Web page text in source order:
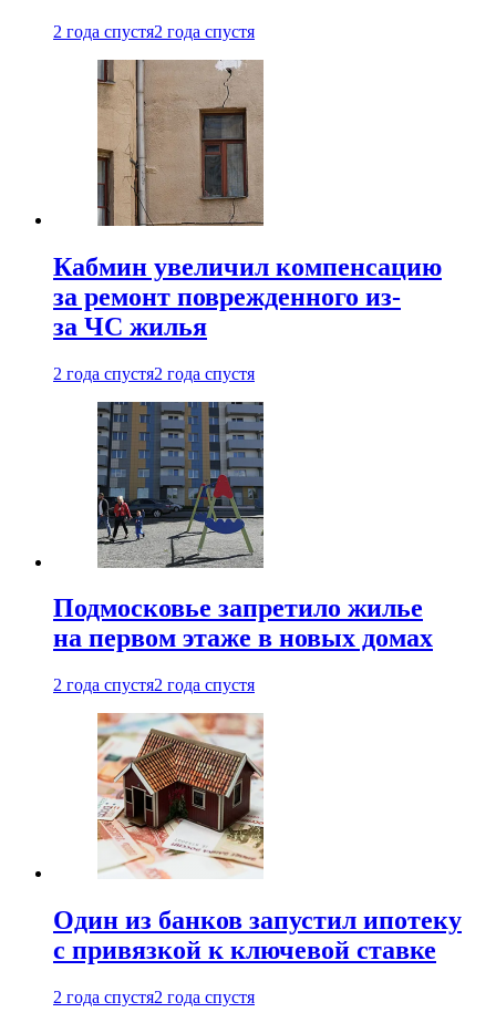
2 года спустя2 года спустя
Кабмин увеличил компенсацию
за ремонт поврежденного из-
за ЧС жилья
2 года спустя2 года спустя
Подмосковье запретило жилье
на первом этаже в новых домах
2 года спустя2 года спустя
Один из банков запустил ипотеку
с привязкой к ключевой ставке
2 года спустя2 года спустя